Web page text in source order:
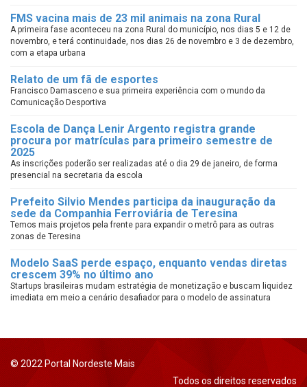
FMS vacina mais de 23 mil animais na zona Rural
A primeira fase aconteceu na zona Rural do município, nos dias 5 e 12 de
novembro, e terá continuidade, nos dias 26 de novembro e 3 de dezembro,
com a etapa urbana
Relato de um fã de esportes
Francisco Damasceno e sua primeira experiência com o mundo da
Comunicação Desportiva
Escola de Dança Lenir Argento registra grande
procura por matrículas para primeiro semestre de
2025
As inscrições poderão ser realizadas até o dia 29 de janeiro, de forma
presencial na secretaria da escola
Prefeito Silvio Mendes participa da inauguração da
sede da Companhia Ferroviária de Teresina
Temos mais projetos pela frente para expandir o metrô para as outras
zonas de Teresina
Modelo SaaS perde espaço, enquanto vendas diretas
crescem 39% no último ano
Startups brasileiras mudam estratégia de monetização e buscam liquidez
imediata em meio a cenário desafiador para o modelo de assinatura
© 2022 Portal Nordeste Mais
Todos os direitos reservados